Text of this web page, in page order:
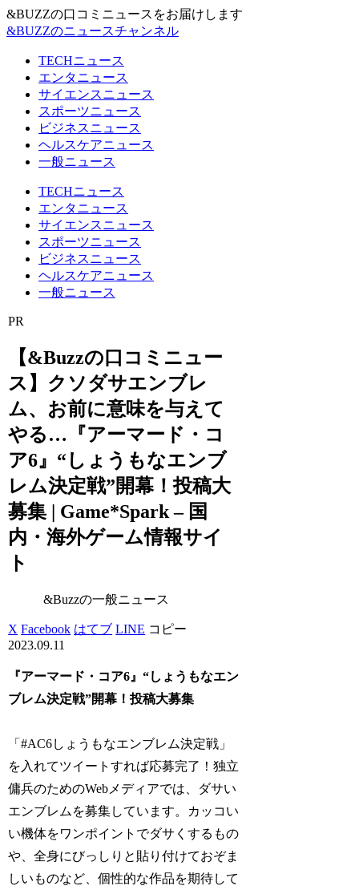
&BUZZの口コミニュースをお届けします
&BUZZのニュースチャンネル
TECHニュース
エンタニュース
サイエンスニュース
スポーツニュース
ビジネスニュース
ヘルスケアニュース
一般ニュース
TECHニュース
エンタニュース
サイエンスニュース
スポーツニュース
ビジネスニュース
ヘルスケアニュース
一般ニュース
PR
【&Buzzの口コミニュー
ス】クソダサエンブレ
ム、お前に意味を与えて
やる…『アーマード・コ
ア6』“しょうもなエンブ
レム決定戦”開幕！投稿大
募集 | Game*Spark – 国
内・海外ゲーム情報サイ
ト
&Buzzの一般ニュース
X Facebook はてブ LINE コピー
2023.09.11
『アーマード・コア6』“しょうもなエン
ブレム決定戦”開幕！投稿大募集
「#AC6しょうもなエンブレム決定戦」
を入れてツイートすれば応募完了！独立
傭兵のためのWebメディアでは、ダサい
エンブレムを募集しています。カッコい
い機体をワンポイントでダサくするもの
や、全身にびっしりと貼り付けておぞま
しいものなど、個性的な作品を期待して